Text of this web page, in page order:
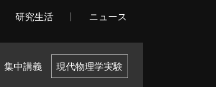
研究生活 ニュース
集中講義 現代物理学実験